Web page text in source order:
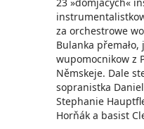
za orchestrowe
Bulanka
wupomocnikow z
Němskeje. Dale
sopranistka
Stephanie
Horňák a basist